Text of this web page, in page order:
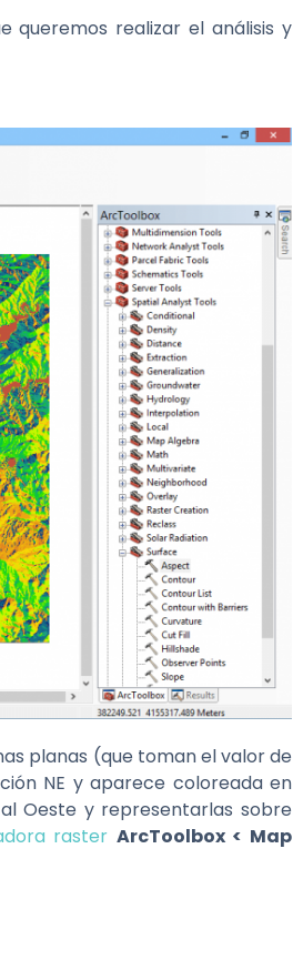
queremos realizar el análisis y
planas (que toman el valor de
NE y aparece coloreada en
Oeste y representarlas sobre
raster ArcToolbox < Map